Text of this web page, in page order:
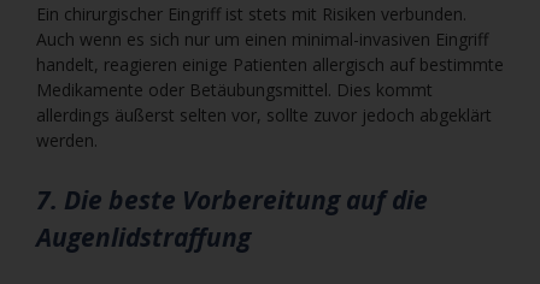
Ein chirurgischer Eingriff ist stets mit Risiken verbunden.
Auch wenn es sich nur um einen minimal-invasiven Eingriff
handelt, reagieren einige Patienten allergisch auf bestimmte
Medikamente oder Betäubungsmittel. Dies kommt
allerdings äußerst selten vor, sollte zuvor jedoch abgeklärt
werden.
7. Die beste Vorbereitung auf die
Augenlidstraffung